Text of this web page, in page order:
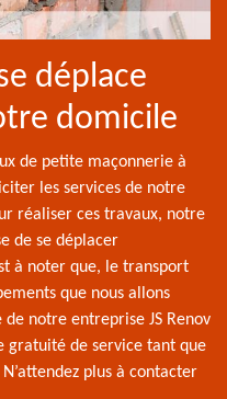
déplace
domicile
de petite maçonnerie à
les services de notre
réaliser ces travaux, notre
de se déplacer
à noter que, le transport
que nous allons
notre entreprise JS Renov
gratuité de service tant que
plus à contacter